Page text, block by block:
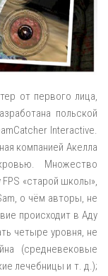
от первого лица,
польской
Interactive.
компанией Акелла
Множество
«старой школы»,
о чём авторы, не
происходит в Аду
четыре уровня, не
(средневековые
лечебницы и т. д.);